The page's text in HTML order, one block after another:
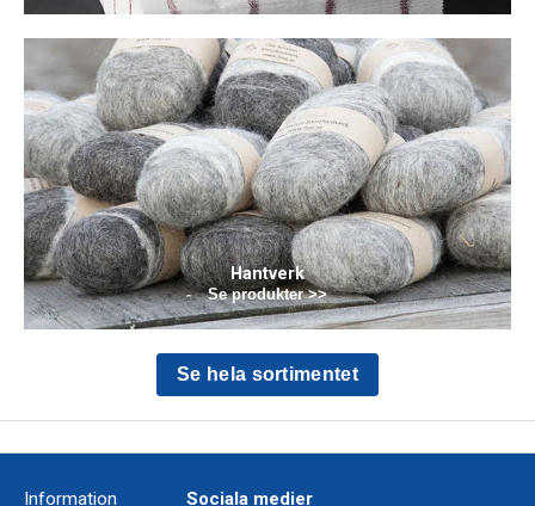
Hantverk
Se produkter >>
Se hela sortimentet
Information Sociala medier